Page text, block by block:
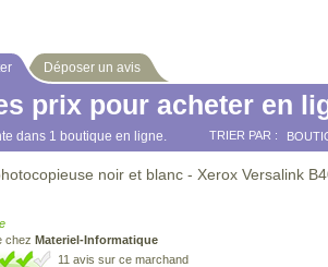
Déposer un avis
prix pour acheter en
dans 1 boutique en ligne. TRIER PAR :
noir et blanc - Xerox Versalink
chez Materiel-Informatique
11 avis sur ce marchand